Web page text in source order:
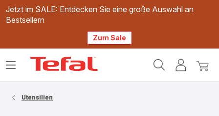
Jetzt im SALE: Entdecken Sie eine große Auswahl an
Bestsellern
Zum Sale
Mein
Mein
Das
Utensilien